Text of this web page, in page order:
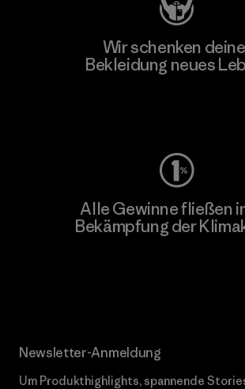
Wir schenken
Bekleidung neues
Alle Gewinne fließen
Bekämpfung der
Newsletter-Anmeldung
Um Produkthighlights, spannende